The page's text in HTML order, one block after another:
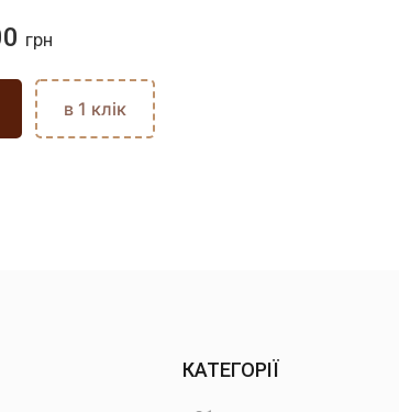
грн
в 1 клік
КАТЕГОРІЇ